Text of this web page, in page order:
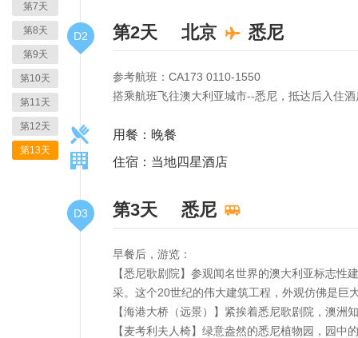
第7天
第8天
第9天
第10天
第11天
第12天
第13天
D2 第2天 北京 悉尼
参考航班：CA173 0110-1550
搭乘航班飞往澳大利亚城市--悉尼，抵达后入住
用餐：晚餐
住宿：当地四星酒店
D3 第3天 悉尼
早餐后，游览：
【悉尼歌剧院】参观闻名世界的澳大利亚标志
采。这个20世纪的伟大建筑工程，外观仿佛是巨
【海港大桥（远景）】紧挨着悉尼歌剧院，澳洲
【麦考利夫人椅】绿意盎然的悉尼植物园，园